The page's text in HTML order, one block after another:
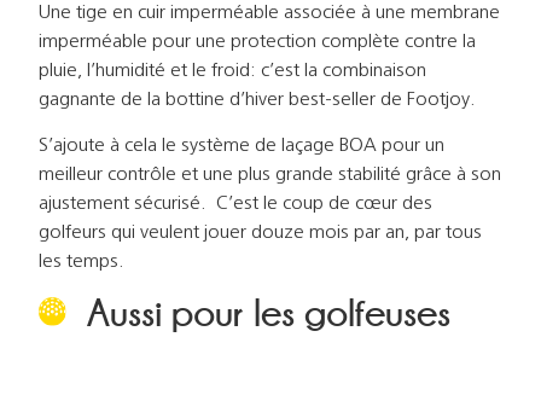
Une tige en cuir imperméable associée à une membrane
imperméable pour une protection complète contre la
pluie, l’humidité et le froid: c’est la combinaison
gagnante de la bottine d’hiver best-seller de Footjoy.
S’ajoute à cela le système de laçage BOA pour un
meilleur contrôle et une plus grande stabilité grâce à son
ajustement sécurisé. C’est le coup de cœur des
golfeurs qui veulent jouer douze mois par an, par tous
les temps.
Aussi pour les golfeuses